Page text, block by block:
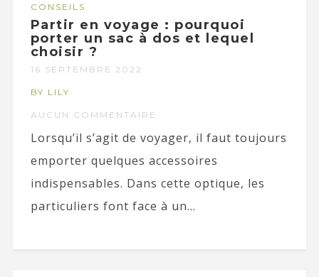
CONSEILS
Partir en voyage : pourquoi
porter un sac à dos et lequel
choisir ?
16 SEPTEMBRE 2022
BY LILY
AUCUN COMMENTAIRE
Lorsqu’il s’agit de voyager, il faut toujours
emporter quelques accessoires
indispensables. Dans cette optique, les
particuliers font face à un...